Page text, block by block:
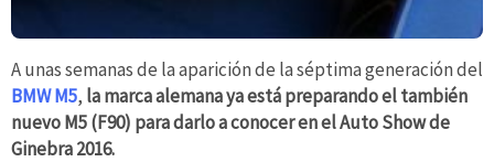
A unas semanas de la aparición de la séptima generación del
BMW M5, la marca alemana ya está preparando el también
nuevo M5 (F90) para darlo a conocer en el Auto Show de
Ginebra 2016.